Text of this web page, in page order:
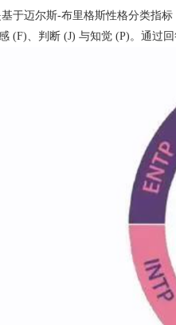
于迈尔斯-布里格斯性格分类指
(F)、判断 (J) 与知觉 (P)。通过